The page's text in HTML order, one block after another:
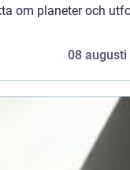
om planeter och
08 augusti